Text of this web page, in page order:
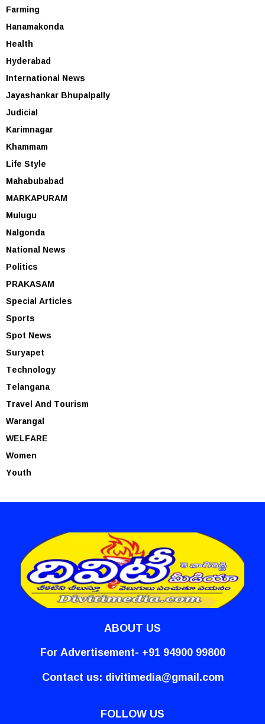
Farming
Hanamakonda
Health
Hyderabad
International News
Jayashankar Bhupalpally
Judicial
Karimnagar
Khammam
Life Style
Mahabubabad
MARKAPURAM
Mulugu
Nalgonda
National News
Politics
PRAKASAM
Special Articles
Sports
Spot News
Suryapet
Technology
Telangana
Travel And Tourism
Warangal
WELFARE
Women
Youth
ABOUT US
For Advertisement- +91 94900 99800
Contact us: divitimedia@gmail.com
FOLLOW US